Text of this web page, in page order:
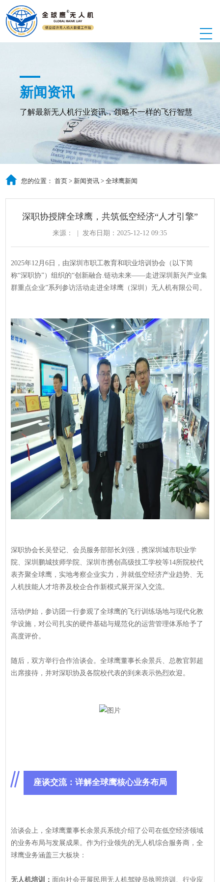
新闻资讯
了解最新无人机行业资讯，领略不一样的飞行智慧
您的位置：首页 > 新闻资讯 >全球鹰新闻
深职协授牌全球鹰，共筑低空经济“人才引擎”
来源： 发布日期：2025-12-12 09:35
2025年12月6日，由深圳市职工教育和职业培训协会（以下简
称“深职协”）组织的“创新融合.链动未来——走进深圳新兴产业集
群重点企业”系列参访活动走进全球鹰（深圳）无人机有限公司。
深职协会长吴登记、会员服务部部长刘强，携深圳城市职业学
院、深圳鹏城技师学院、深圳市携创高级技工学校等14所院校代
表齐聚全球鹰，实地考察企业实力，并就低空经济产业趋势、无
人机技能人才培养及校企合作新模式展开深入交流。
活动伊始，参访团一行参观了全球鹰的飞行训练场地与现代化教
学设施，对公司扎实的硬件基础与规范化的运营管理体系给予了
高度评价。
随后，双方举行合作洽谈会。全球鹰董事长余景兵、总教官郭超
出席接待，并对深职协及各院校代表的到来表示热烈欢迎。
座谈交流：详解全球鹰核心业务布局
洽谈会上，全球鹰董事长余景兵系统介绍了公司在低空经济领域
的业务布局与发展成果。作为行业领先的无人机综合服务商，全
球鹰业务涵盖三大板块：
无人机培训： 面向社会开展民用无人机驾驶员执照培训、行业应